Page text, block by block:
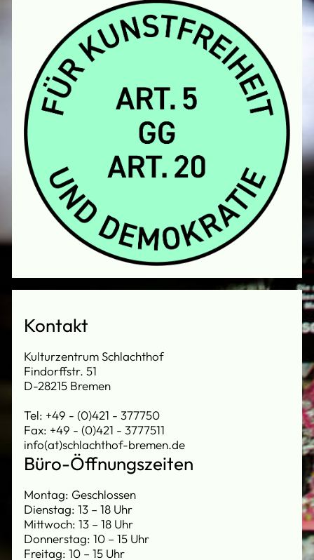
Kontakt
Kulturzentrum Schlachthof
Findorffstr. 51
D-28215 Bremen
Tel: +49 - (0)421 - 377750
Fax: +49 - (0)421 - 3777511
info(at)schlachthof-bremen.de
Büro-Öffnungszeiten
Montag: Geschlossen
Dienstag: 13 – 18 Uhr
Mittwoch: 13 – 18 Uhr
Donnerstag: 10 – 15 Uhr
Freitag: 10 – 15 Uhr